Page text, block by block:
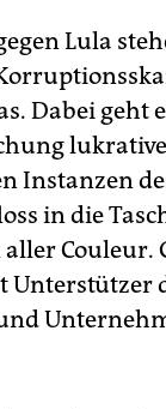
Lula
Dabei geht
Instanzen
in die
Couleur.
Unterstützer